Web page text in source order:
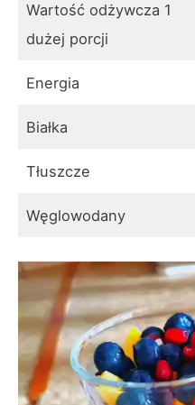
Wartość odżywcza 1
dużej porcji
Energia
Białka
Tłuszcze
Węglowodany